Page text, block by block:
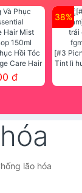
Hồi Tóc
Care Hair
150ml
đ
38%
[#3
Tint lì
Tint
lão hóa